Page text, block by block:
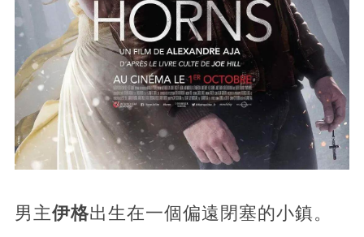
男主伊格出生在一個偏遠閉塞的小鎮。